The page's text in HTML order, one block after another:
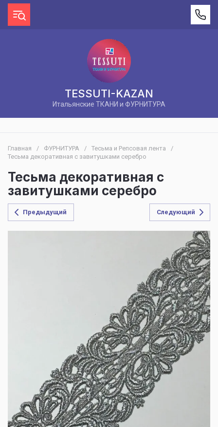
TESSUTI-KAZAN
Итальянские ТКАНИ и ФУРНИТУРА
Главная / ФУРНИТУРА / Тесьма и Репсовая лента
/
Тесьма декоративная с завитушками серебро
Тесьма декоративная с
завитушками серебро
Предыдущий Следующий